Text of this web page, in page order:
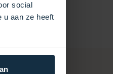
social
u aan ze heeft